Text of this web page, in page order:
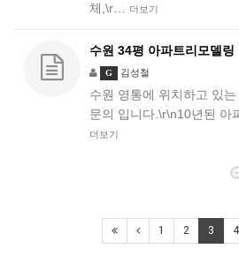
체,\r…
더보기
수원 34평 아파트리모델링
G 김성철
수원 영통에 위치하고 있
문의 입니다.\r\n10년된 아
더보기
1 2 3 4